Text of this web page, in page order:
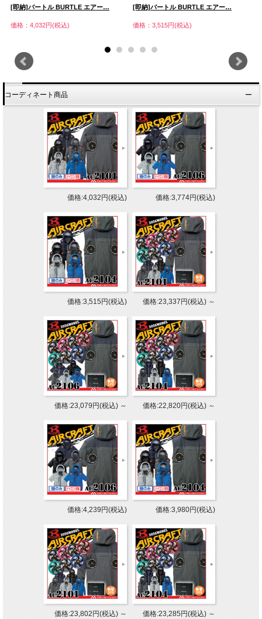
[即納]バートル BURTLE エアー…
価格：4,032円(税込)
[即納]バートル BURTLE エアー…
価格：3,515円(税込)
コーディネート商品
価格:4,032円(税込) 価格:3,774円(税込)
価格:3,515円(税込) 価格:23,337円(税込)～
価格:23,079円(税込)～ 価格:22,820円(税込)～
価格:4,239円(税込) 価格:3,980円(税込)
価格:23,802円(税込)～ 価格:23,285円(税込)～